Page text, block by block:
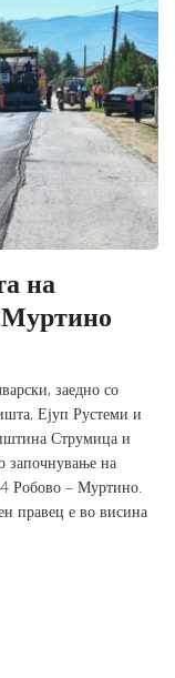
на
Муртино
заедно со
Ејуп Рустеми и
Струмица и
започнување на
Робово – Муртино.
правец е во висина